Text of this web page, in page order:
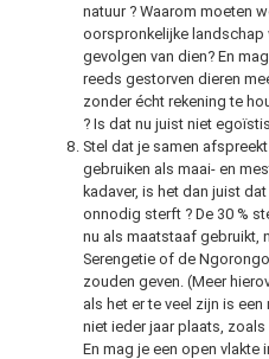
natuur ? Waarom moeten
oorspronkelijke landschap
gevolgen van dien? En
reeds gestorven dieren
zonder écht rekening te
? Is dat nu juist niet
Stel dat je samen
gebruiken als maai- en
kadaver, is het dan juist
onnodig sterft ? De 30 %
nu als maatstaaf gebruikt,
Serengetie of de
zouden geven. (Meer
als het er te veel zijn is
niet ieder jaar plaats, zoals
En mag je een open vlakte